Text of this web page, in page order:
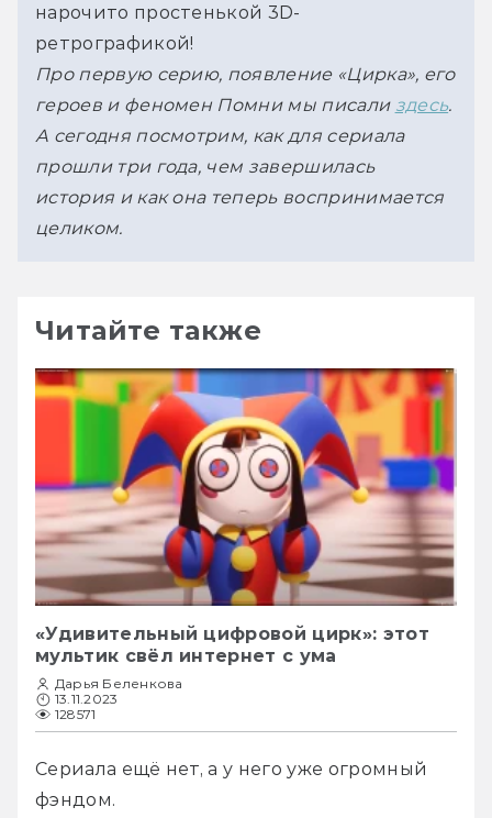
нарочито простенькой 3D-
ретрографикой!
Про первую серию, появление «Цирка», его
героев и феномен Помни мы писали здесь.
А сегодня посмотрим, как для сериала
прошли три года, чем завершилась
история и как она теперь воспринимается
целиком.
Читайте также
«Удивительный цифровой цирк»: этот
мультик свёл интернет с ума
Дарья Беленкова
13.11.2023
128571
Сериала ещё нет, а у него уже огромный
фэндом.